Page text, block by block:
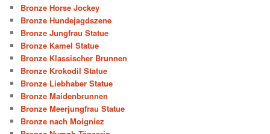
Bronze Horse Jockey
Bronze Hundejagdszene
Bronze Jungfrau Statue
Bronze Kamel Statue
Bronze Klassischer Brunnen
Bronze Krokodil Statue
Bronze Liebhaber Statue
Bronze Maidenbrunnen
Bronze Meerjungfrau Statue
Bronze nach Moigniez